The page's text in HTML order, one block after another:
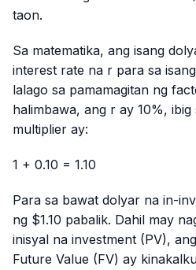
taon.
Sa matematika, ang isang
interest rate na r para sa
lalago sa pamamagitan ng
halimbawa, ang r ay 10%,
multiplier ay:
1 + 0.10 = 1.10
Para sa bawat dolyar na in-
ng $1.10 pabalik. Dahil may
inisyal na investment (PV),
Future Value (FV) ay